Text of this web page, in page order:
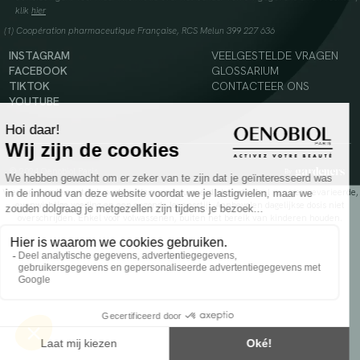
klik hier
(1) Coopération pharmaceutique Française, RCS Melun 399 227 636
INSTAGRAM
FACEBOOK
TIKTOK
YOUTUBE
VEELGESTELDE VRAGEN
GLOSSARIUM
CONTACTEER ONS
Voedingssupplement dat moet worden geconsumeerd als onderdeel van een gevarieerde,
evenwichtige voeding en een gezonde levensstijl. Aanbevolen dagelijkse dosis niet
overschrijden. Enkel voor volwassenen, buiten het bereik van kinderen houden.